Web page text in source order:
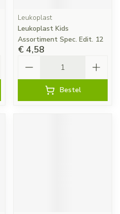
Leukoplast
Leukoplast Kids
Assortiment Spec. Edit. 12
€ 4,58
Bestel